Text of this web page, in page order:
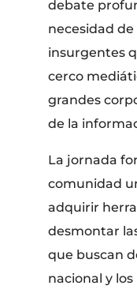
debate
necesidad
insurgentes
cerco
grandes
de la
La jornada
comunidad
adquirir
desmontar
que buscan
nacional y